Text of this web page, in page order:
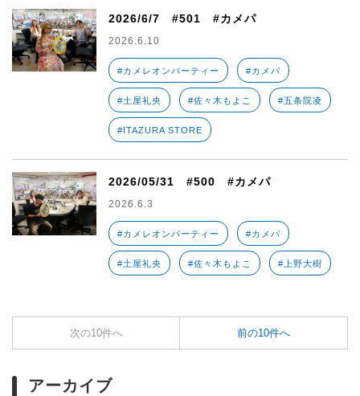
2026/6/7 #501 #カメパ
2026.6.10
#カメレオンパーティー #カメパ
#土屋礼央 #佐々木もよこ #五条院凌
#ITAZURA STORE
2026/05/31 #500 #カメパ
2026.6.3
#カメレオンパーティー #カメパ
#土屋礼央 #佐々木もよこ #上野大樹
次の10件へ 前の10件へ
アーカイブ